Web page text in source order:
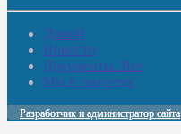
Домой
Новости
Документы. Все
Мы в соцсетях
Разработчик и администратор сайта